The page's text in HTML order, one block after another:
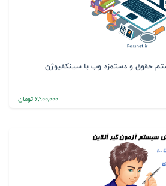
حقوق و دستمزد وب با سینکفیوژن
6٬900٬000 تومان